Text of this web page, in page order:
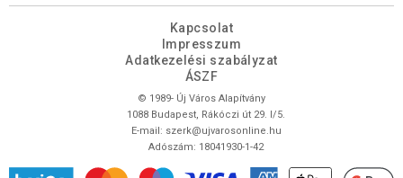
Kapcsolat
Impresszum
Adatkezelési szabályzat
ÁSZF
© 1989- Új Város Alapítvány
1088 Budapest, Rákóczi út 29. I/5.
E-mail: szerk@ujvarosonline.hu
Adószám: 18041930-1-42